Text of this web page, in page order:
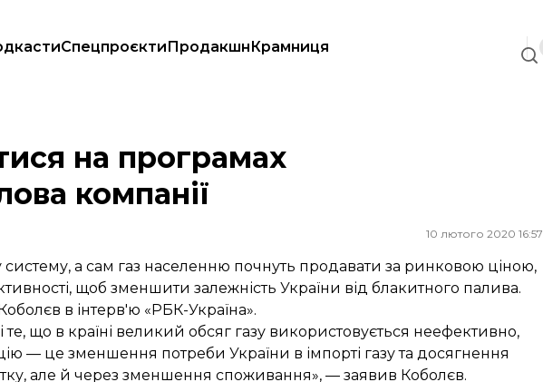
СпецпроєктиПродакшнКрамниця
на програмах
компанії
10 лютого 2020 16:57
систему, а сам газ населенню почнуть продавати за ринковою ціною,
щоб зменшити залежність України від блакитного палива.
в інтерв'ю «РБК-Україна».
що в країні великий обсяг газу використовується неефективно,
— це зменшення потреби України в імпорті газу та досягнення
але й через зменшення споживання», — заявив Коболєв.